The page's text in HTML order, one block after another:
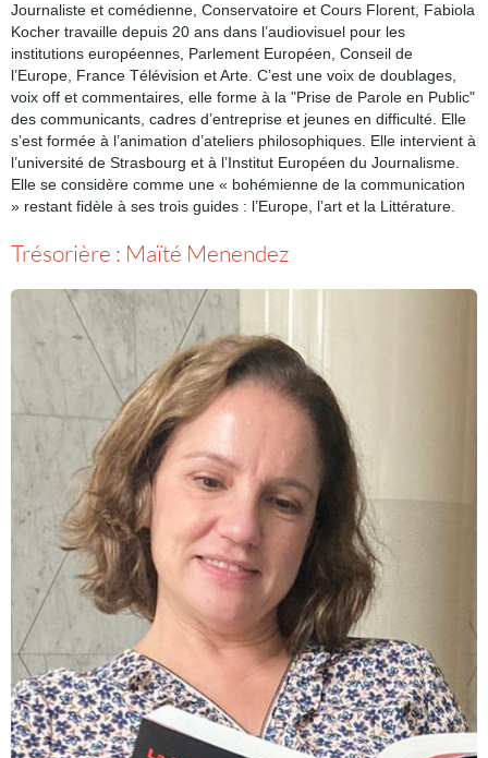
Journaliste et comédienne, Conservatoire et Cours Florent, Fabiola
Kocher travaille depuis 20 ans dans l’audiovisuel pour les
institutions européennes, Parlement Européen, Conseil de
l’Europe, France Télévision et Arte. C’est une voix de doublages,
voix off et commentaires, elle forme à la "Prise de Parole en Public"
des communicants, cadres d’entreprise et jeunes en difficulté. Elle
s’est formée à l’animation d’ateliers philosophiques. Elle intervient à
l’université de Strasbourg et à l’Institut Européen du Journalisme.
Elle se considère comme une « bohémienne de la communication
» restant fidèle à ses trois guides : l’Europe, l’art et la Littérature.
Trésorière : Maïté Menendez